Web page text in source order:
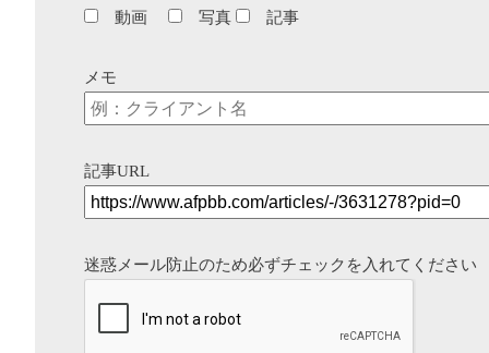
動画
写真 記事
メモ
記事URL
迷惑メール防止のため必ずチェックを入れてください